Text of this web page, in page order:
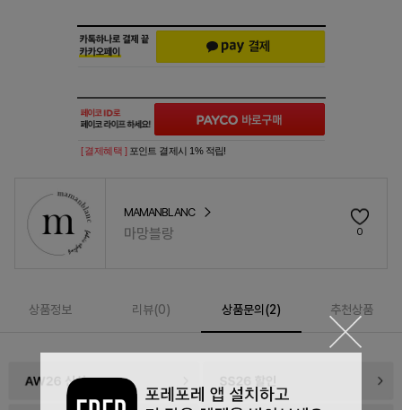
[ 결제혜택 ] 포인트 결제시 1% 적립!
MAMANBLANC
마망블랑 0
상품정보 리뷰(0) 상품문의(2) 추천상품